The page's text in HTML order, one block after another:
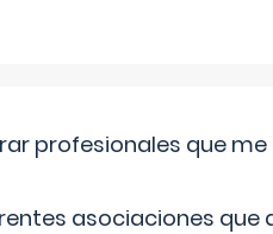
profesionales que
asociaciones